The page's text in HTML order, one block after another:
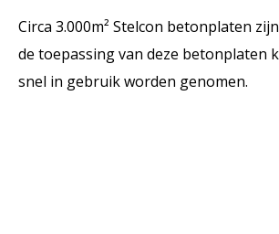
Circa 3.000m² Stelcon betonplaten
de toepassing van deze betonplaten
snel in gebruik worden genomen.